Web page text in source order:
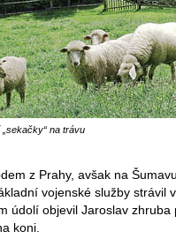
na trávu
z Prahy, avšak na
vojenské služby strávil
údolí objevil Jaroslav
koni.